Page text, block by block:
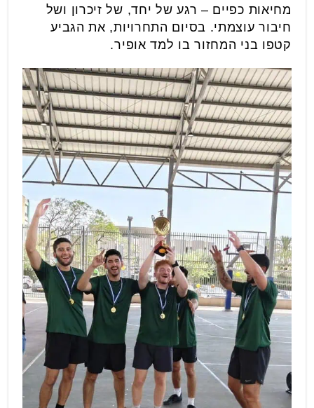
מחיאות כפיים – רגע של יחד, של זיכרון ושל
חיבור עוצמתי. בסיום התחרויות, את הגביע
קטפו בני המחזור בו למד אופיר.